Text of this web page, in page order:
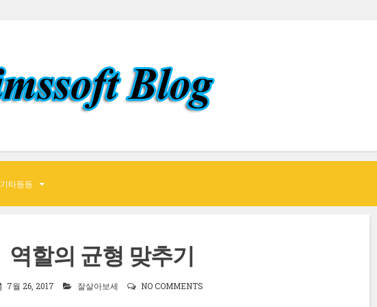
기타등등
역할의 균형 맞추기
7월 26, 2017 잘살아보세 NO COMMENTS